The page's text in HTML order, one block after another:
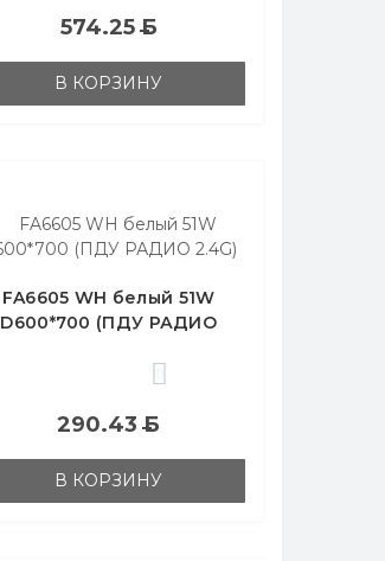
574.25Б
В КОРЗИНУ
FA6605 WH белый 51W
D600*700 (ПДУ РАДИО
290.43Б
В КОРЗИНУ